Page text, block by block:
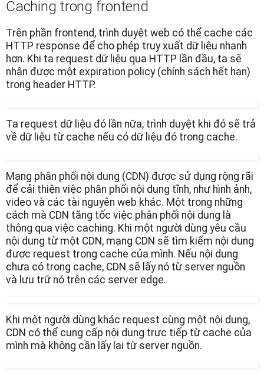
Caching trong frontend
Trên phần frontend, trình duyệt web có thể cache các
HTTP response để cho phép truy xuất dữ liệu nhanh
hơn. Khi ta request dữ liệu qua HTTP lần đầu, ta sẽ
nhận được một expiration policy (chính sách hết hạn)
trong header HTTP.
Ta request dữ liệu đó lần nữa, trình duyệt khi đó sẽ trả
về dữ liệu từ cache nếu có dữ liệu đó trong cache.
Mạng phân phối nội dung (CDN) được sử dụng rộng rãi
để cải thiện việc phân phối nội dung tĩnh, như hình ảnh,
video và các tài nguyên web khác. Một trong những
cách mà CDN tăng tốc việc phân phối nội dung là
thông qua việc caching. Khi một người dùng yêu cầu
nội dung từ một CDN, mạng CDN sẽ tìm kiếm nội dung
được request trong cache của mình. Nếu nội dung
chưa có trong cache, CDN sẽ lấy nó từ server nguồn
và lưu trữ nó trên các server edge.
Khi một người dùng khác request cùng một nội dung,
CDN có thể cung cấp nội dung trực tiếp từ cache của
mình mà không cần lấy lại từ server nguồn.